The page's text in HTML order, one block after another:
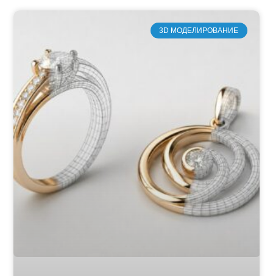
3D МОДЕЛИРОВАНИЕ